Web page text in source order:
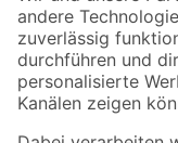
Zur Newsletter
Folge uns